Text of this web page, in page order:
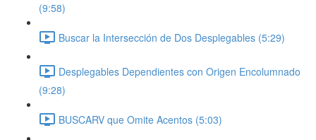
(9:58)
Buscar la Intersección de Dos Desplegables (5:29)
Desplegables Dependientes con Origen Encolumnado
(9:28)
BUSCARV que Omite Acentos (5:03)